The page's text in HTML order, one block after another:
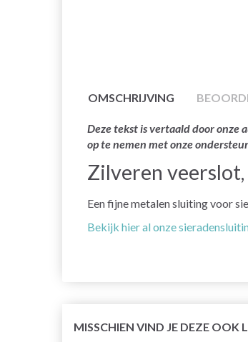
OMSCHRIJVING
Deze tekst is vertaald door onze
op te nemen met onze
Zilveren veerslot,
Een fijne metalen sluiting voor
Bekijk hier al onze
MISSCHIEN VIND JE DEZE OOK